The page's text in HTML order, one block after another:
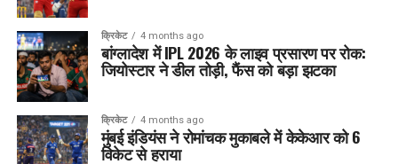
क्रिकेट 4 months ago
बांग्लादेश में IPL 2026 के लाइव प्रसारण पर रोक:
जियोस्टार ने डील तोड़ी, फैंस को बड़ा झटका
क्रिकेट 4 months ago
मुंबई इंडियंस ने रोमांचक मुकाबले में केकेआर को 6
विकेट से हराया